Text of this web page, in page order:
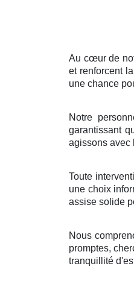
Au cœur de
et renforcent
une chance
Notre
garantissant
agissons avec
Toute
une choix
assise solide
Nous
promptes,
tranquillité